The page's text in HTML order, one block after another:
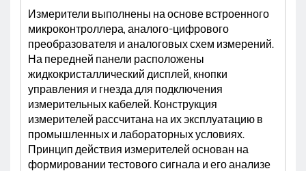
Измерители выполнены на основе встроенного
микроконтроллера, аналого-цифрового
преобразователя и аналоговых схем измерений.
На передней панели расположены
жидкокристаллический дисплей, кнопки
управления и гнезда для подключения
измерительных кабелей. Конструкция
измерителей рассчитана на их эксплуатацию в
промышленных и лабораторных условиях.
Принцип действия измерителей основан на
формировании тестового сигнала и его анализе